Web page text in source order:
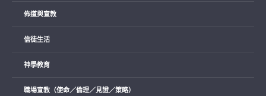
佈道與宣教
信徒生活
神學教育
職場宣教（使命／倫理／見證／策略）